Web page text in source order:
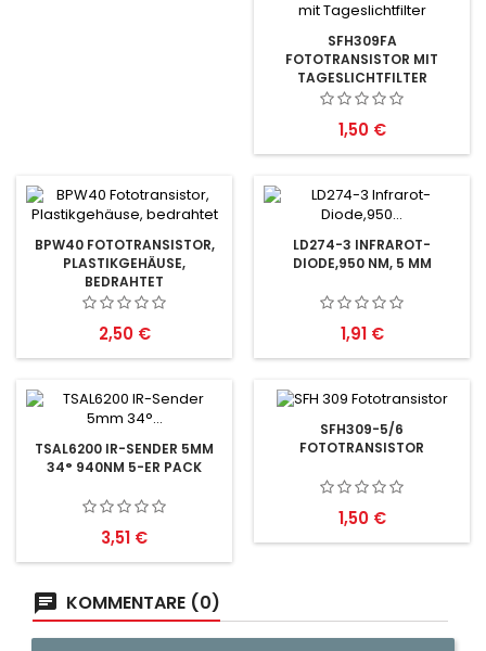
SFH309FA
FOTOTRANSISTOR MIT
TAGESLICHTFILTER
Preis
1,50 €
BPW40 FOTOTRANSISTOR,
PLASTIKGEHÄUSE,
BEDRAHTET
Preis
2,50 €
LD274-3 INFRAROT-
DIODE,950 NM, 5 MM
Preis
1,91 €
TSAL6200 IR-SENDER 5MM
34° 940NM 5-ER PACK
Preis
3,51 €
SFH309-5/6
FOTOTRANSISTOR
Preis
1,50 €
KOMMENTARE (0)